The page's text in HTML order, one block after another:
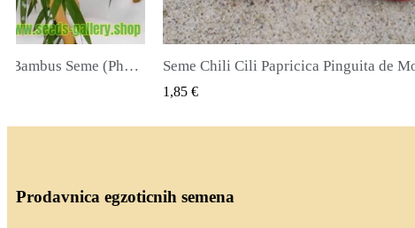
VIEW
Pinguita de Mono QUICK VIEW
2,00 €
Prodavnica egzoticnih semena